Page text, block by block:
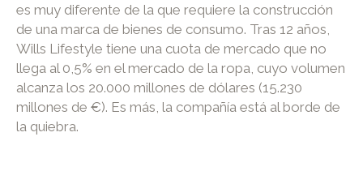
es muy diferente de la que requiere la construcción
de una marca de bienes de consumo. Tras 12 años,
Wills Lifestyle tiene una cuota de mercado que no
llega al 0,5% en el mercado de la ropa, cuyo volumen
alcanza los 20.000 millones de dólares (15.230
millones de €). Es más, la compañía está al borde de
la quiebra.